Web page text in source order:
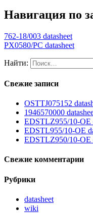
Навигация по
762-18/003 datasheet
PX0580/PC datasheet
Найти:
Свежие записи
OSTTJ075152
1946570000
EDSTLZ955/10-OE
EDSTL955/10-OE
EDSTLZ950/10-OE
Свежие комментарии
Рубрики
datasheet
wiki